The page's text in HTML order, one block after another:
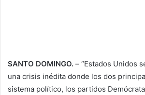
SANTO DOMINGO. – “Estados Unidos
una crisis inédita donde los dos
sistema político, los partidos